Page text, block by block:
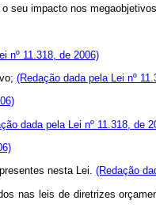
seu impacto nos
nº 11.318, de 2006)
(Redação dada pela Lei nº
dada pela Lei nº 11.318, de
nesta Lei. (Redação
nas leis de diretrizes